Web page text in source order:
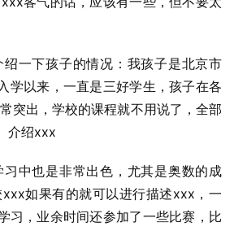
一下孩子的情况：我孩子是北京市
学以来，一直是三好学生，孩子在各
突出，学校的课程就不用说了，全部
介绍xxx
习中也是非常出色，尤其是奥数的成
如果有的就可以进行描述xxx，一
习，业余时间还参加了一些比赛，比